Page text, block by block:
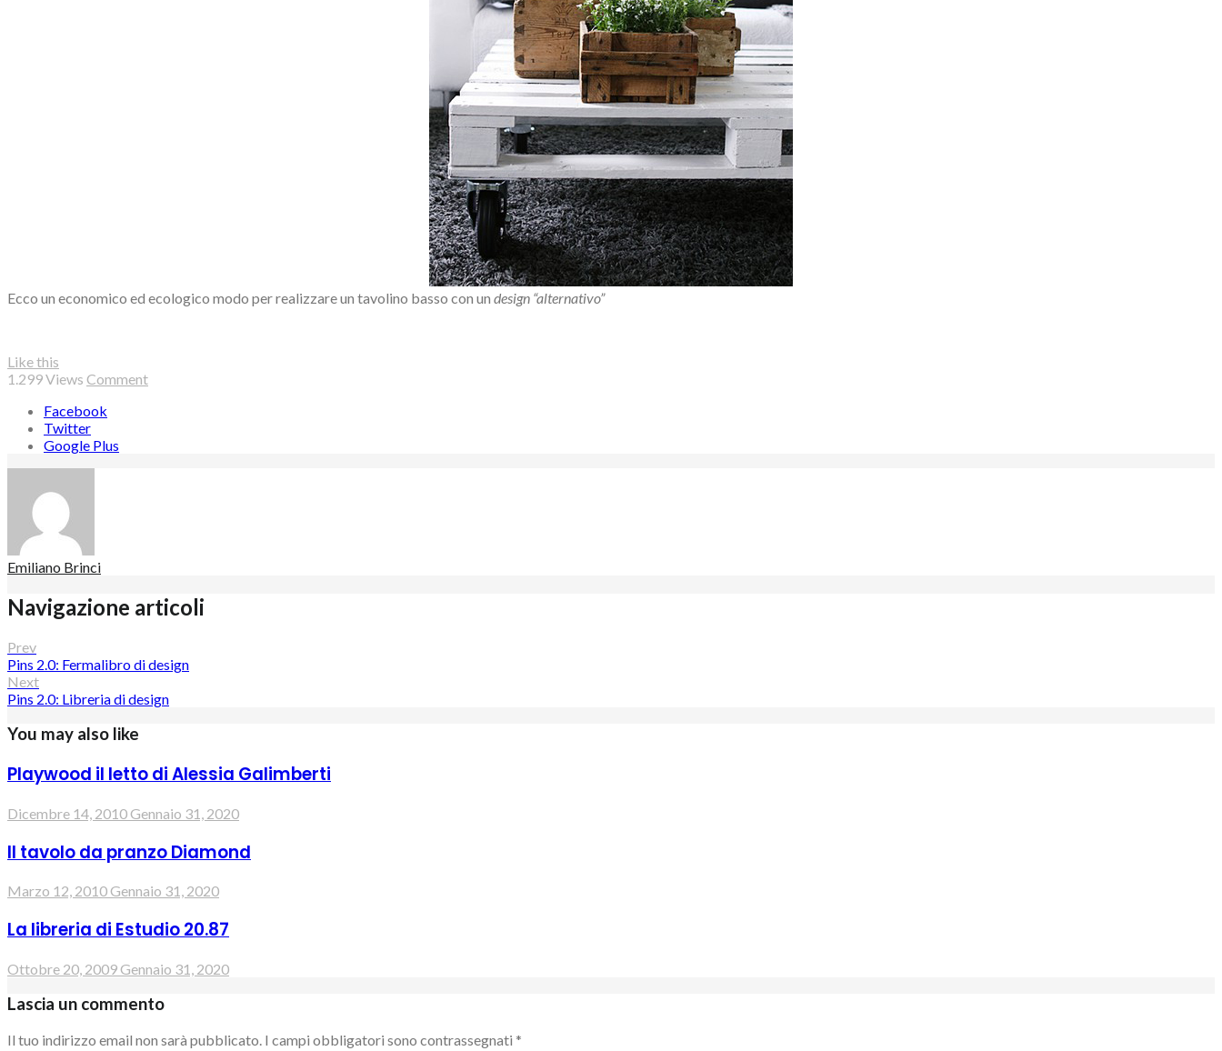
Ecco un economico ed ecologico modo per realizzare un tavolino basso con un design “alternativo”
Like this
1.299Views Comment
Facebook
Twitter
Google Plus
Emiliano Brinci
Navigazione articoli
Prev
Pins 2.0: Fermalibro di design
Next
Pins 2.0: Libreria di design
You may also like
Playwood il letto di Alessia Galimberti
Dicembre 14, 2010Gennaio 31, 2020
Il tavolo da pranzo Diamond
Marzo 12, 2010Gennaio 31, 2020
La libreria di Estudio 20.87
Ottobre 20, 2009Gennaio 31, 2020
Lascia un commento
Il tuo indirizzo email non sarà pubblicato. I campi obbligatori sono contrassegnati *